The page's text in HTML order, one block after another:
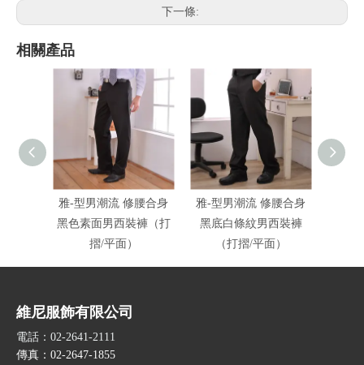
下一條:
相關產品
雅-型男潮流 修腰合身
黑色素面男西裝褲（打
摺/平面）
雅-型男潮流 修腰合身
黑底白條紋男西裝褲
（打摺/平面）
維尼服飾有限公司
電話：02-2641-2111
傳真：02-2647-1855